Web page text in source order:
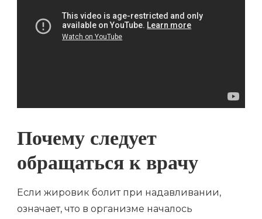
Почему следует
обращаться к врачу
Если жировик болит при надавливании,
означает, что в организме началось